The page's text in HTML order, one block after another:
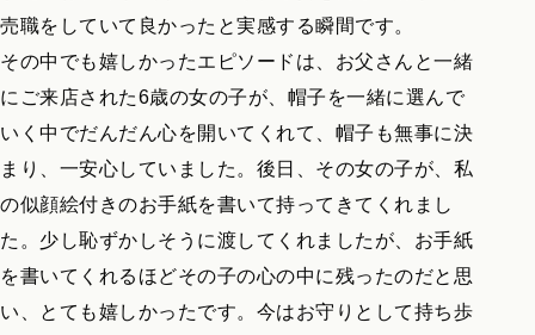
売職をしていて良かったと実感する瞬間です。
その中でも嬉しかったエピソードは、お父さんと一緒
にご来店された6歳の女の子が、帽子を一緒に選んで
いく中でだんだん心を開いてくれて、帽子も無事に決
まり、一安心していました。後日、その女の子が、私
の似顔絵付きのお手紙を書いて持ってきてくれまし
た。少し恥ずかしそうに渡してくれましたが、お手紙
を書いてくれるほどその子の心の中に残ったのだと思
い、とても嬉しかったです。今はお守りとして持ち歩